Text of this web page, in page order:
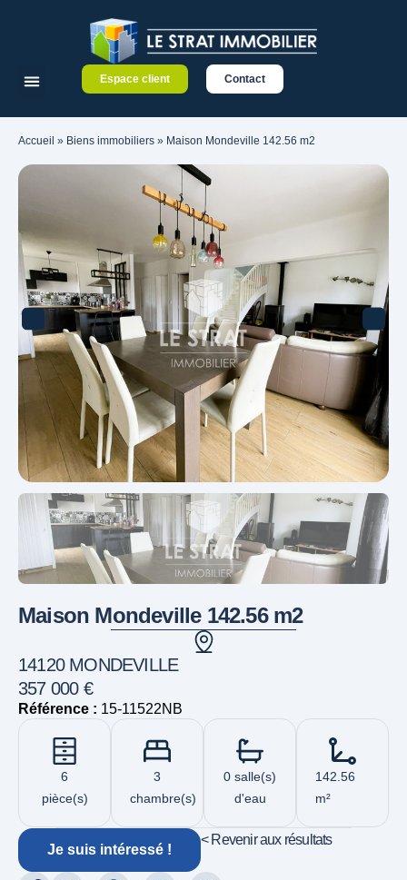
Espace client Contact
Accueil » Biens immobiliers » Maison Mondeville 142.56 m2
Maison Mondeville 142.56 m2
14120 MONDEVILLE
357 000 €
Référence : 15-11522NB
6
pièce(s)
3
chambre(s)
0 salle(s)
d'eau
142.56
m²
Je suis intéressé !
< Revenir aux résultats